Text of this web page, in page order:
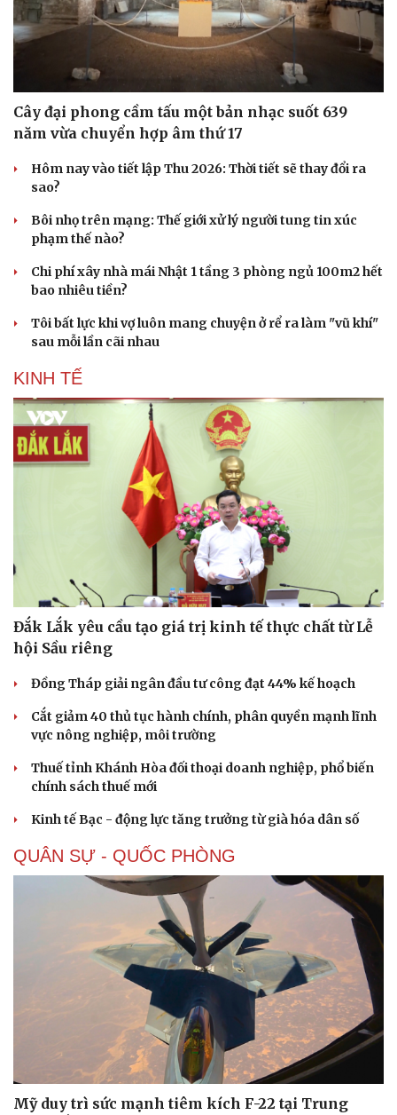
Sức khỏe
Dinh dưỡng - món ngon
Cây thuốc
Sản phụ khoa
Nhi khoa
Nam khoa
Làm đẹp - giảm cân
Ăn sạch sống khỏe
Tình yêu - Gia đình
Cây đại phong cầm tấu một bản nhạc suốt 639
năm vừa chuyển hợp âm thứ 17
Hôm nay vào tiết lập Thu 2026: Thời tiết sẽ thay đổi ra
sao?
Bôi nhọ trên mạng: Thế giới xử lý người tung tin xúc
phạm thế nào?
Chi phí xây nhà mái Nhật 1 tầng 3 phòng ngủ 100m2 hết
bao nhiêu tiền?
Tôi bất lực khi vợ luôn mang chuyện ở rể ra làm "vũ khí"
sau mỗi lần cãi nhau
KINH TẾ
Đắk Lắk yêu cầu tạo giá trị kinh tế thực chất từ Lễ
hội Sầu riêng
Đồng Tháp giải ngân đầu tư công đạt 44% kế hoạch
Cắt giảm 40 thủ tục hành chính, phân quyền mạnh lĩnh
vực nông nghiệp, môi trường
Thuế tỉnh Khánh Hòa đối thoại doanh nghiệp, phổ biến
chính sách thuế mới
Kinh tế Bạc - động lực tăng trưởng từ già hóa dân số
QUÂN SỰ - QUỐC PHÒNG
Mỹ duy trì sức mạnh tiêm kích F-22 tại Trung